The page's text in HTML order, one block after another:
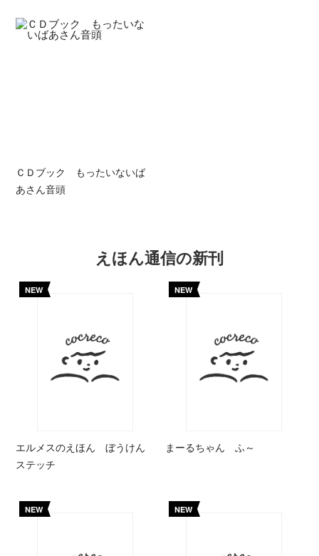
ＣＤブック もったいないば
あさん音頭
えほん通信の新刊
NEW
エルメスのえほん ぼうけん
ステッチ
NEW
まーるちゃん ふ～
NEW NEW